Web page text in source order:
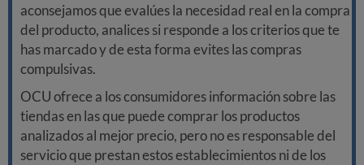
aconsejamos que evalúes la necesidad real en la compra
del producto, analices si responde a los criterios que te
has marcado y de esta forma evites las compras
compulsivas.
OCU ofrece a los consumidores información sobre las
tiendas en las que puede comprar los productos
analizados al mejor precio, pero no es responsable del
servicio que prestan estos establecimientos ni de los